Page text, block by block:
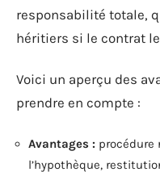
responsabilité totale,
héritiers si le contrat
Voici un aperçu des
prendre en compte :
Avantages : procédure
l’hypothèque,